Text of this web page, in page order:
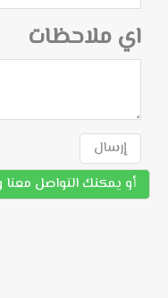
اي ملاحظات
إرسال
أو يمكنك التواصل